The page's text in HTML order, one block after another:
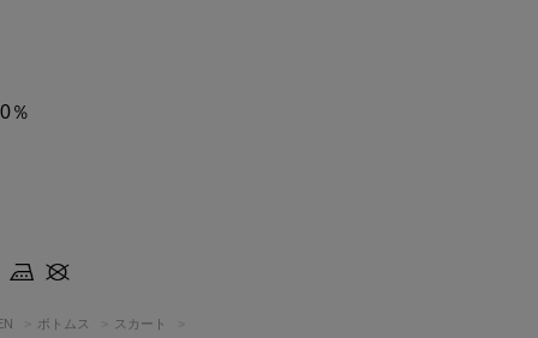
％
ボトムス
スカート